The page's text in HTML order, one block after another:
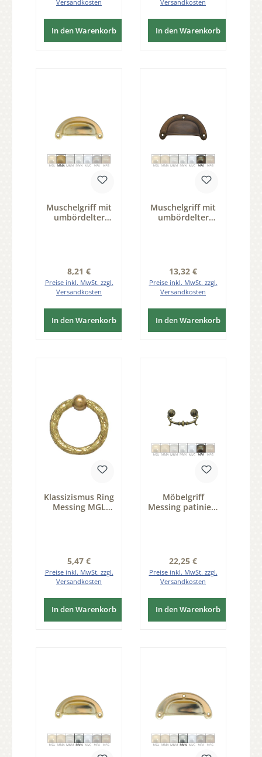
Versandkosten
In den Warenkorb
Versandkosten
In den Warenkorb
Muschelgriff mit
umbördelter
Regulärer Preis:
8,21 €
Preise inkl. MwSt. zzgl.
Versandkosten
In den Warenkorb
Muschelgriff mit
umbördelter
Regulärer Preis:
13,32 €
Preise inkl. MwSt. zzgl.
Versandkosten
In den Warenkorb
Klassizismus Ring
Messing MGL
Regulärer Preis:
5,47 €
Preise inkl. MwSt. zzgl.
Versandkosten
In den Warenkorb
Möbelgriff
Messing patiniert
Regulärer Preis:
22,25 €
Preise inkl. MwSt. zzgl.
Versandkosten
In den Warenkorb